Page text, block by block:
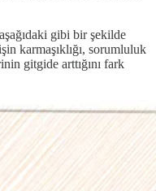
gibi bir şekilde
karmaşıklığı, sorumluluk
gitgide arttığını fark